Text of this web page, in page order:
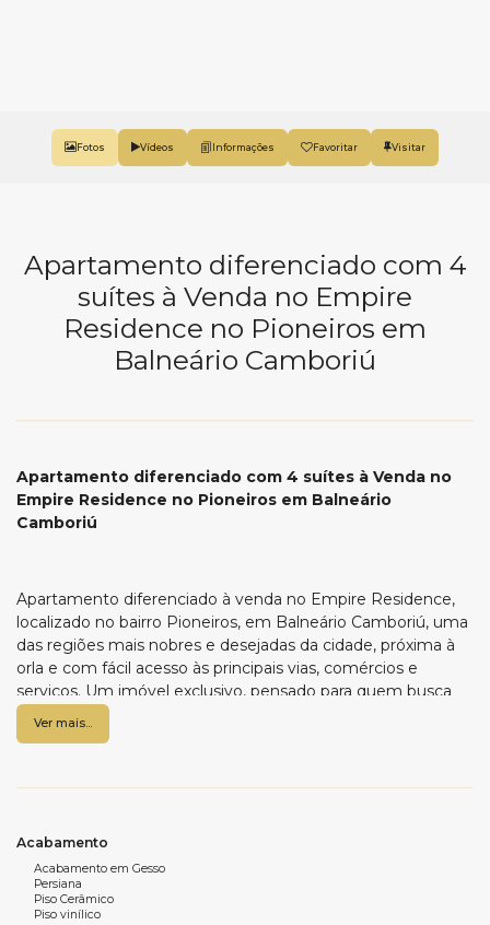
Fotos Vídeos Favoritar
Apartamento diferenciado com 4
suítes à Venda no Empire
Residence no Pioneiros em
Balneário Camboriú
Apartamento diferenciado com 4 suítes à Venda no
Empire Residence no Pioneiros em Balneário
Camboriú
Apartamento diferenciado à venda no Empire Residence,
localizado no bairro Pioneiros, em Balneário Camboriú, uma
das regiões mais nobres e desejadas da cidade, próxima à
orla e com fácil acesso às principais vias, comércios e
serviços. Um imóvel exclusivo, pensado para quem busca
espaço, conforto e alto padrão de acabamento em um
endereço estratégico.
total privacidade para toda a família, além de lavabo, sala de
estar e jantar integradas, criando um ambiente elegante,
fluido e acolhedor. A área social é ideal para receber,
enquanto a cozinha funcional e a área de serviço
Ver mais...
Acabamento
Acabamento em Gesso
Persiana
Piso Cerâmico
Piso vinílico